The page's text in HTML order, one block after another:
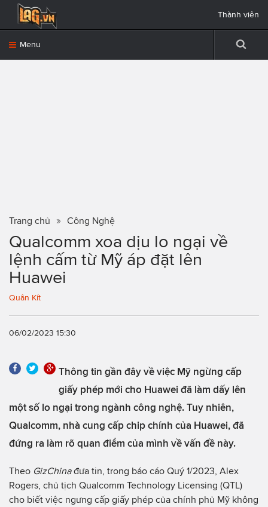
Menu
Thành viên
Trang chủ Công Nghệ
Qualcomm xoa dịu lo ngại về
lệnh cấm từ Mỹ áp đặt lên
Huawei
Quân Kít
06/02/2023 15:30
Thông tin gần đây về việc Mỹ ngừng cấp
giấy phép mới cho Huawei đã làm dấy lên
một số lo ngại trong ngành công nghệ. Tuy nhiên,
Qualcomm, nhà cung cấp chip chính của Huawei, đã
đứng ra làm rõ quan điểm của mình về vấn đề này.
Theo GizChinađưa tin, trong báo cáo Quý 1/2023, Alex
Rogers, chủ tịch Qualcomm Technology Licensing (QTL)
cho biết việc ngưng cấp giấy phép của chính phủ Mỹ không